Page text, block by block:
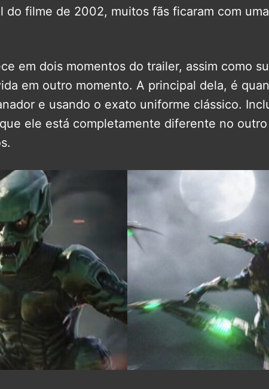
do filme de 2002, muitos fãs ficaram com
em dois momentos do trailer, assim como
em outro momento. A principal dela, é
e usando o exato uniforme clássico.
ele está completamente diferente no